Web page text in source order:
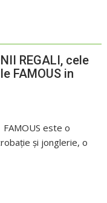
REGALI, cele
FAMOUS in
FAMOUS este o
și jonglerie, o